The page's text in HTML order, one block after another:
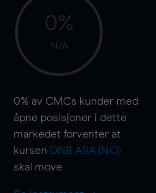
0%
N/A
0% av CMCs kunder med
åpne posisjoner i dette
markedet forventer at
kursen DNB ASA (NO)
skal move